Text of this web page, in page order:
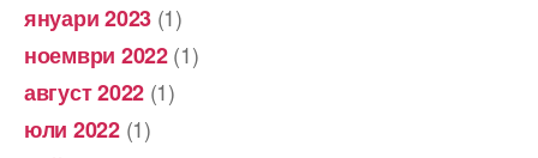
януари 2023 (1)
ноември 2022(1)
август 2022 (1)
юли 2022(1)